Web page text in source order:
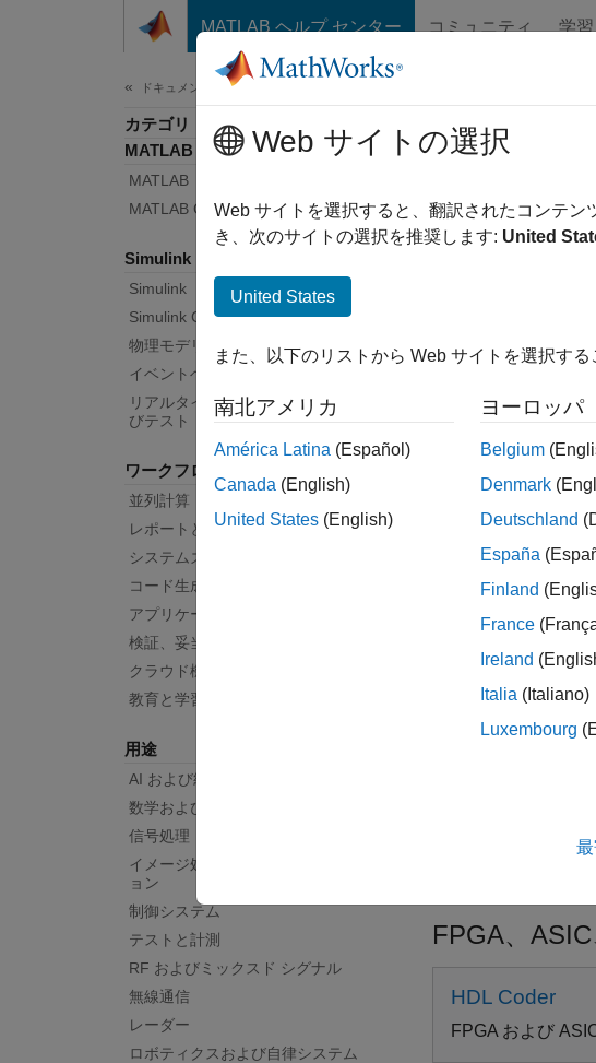
コンテンツへスキップ
MATLAB ヘルプ センター コミュニティ 学習
ドキュメンテーションのホーム
カテゴリ
MATLAB
MATLAB
MATLAB Copilot
Simulink
Simulink
Simulink Copilot
物理モデリング
イベントベース モデリング
リアルタイム シミュレーションおよ
びテスト
ワークフロー
並列計算
レポートとデータベース アクセス
システムズ エンジニアリング
コード生成
アプリケーションのデプロイ
検証、妥当性確認、テスト
クラウド機能
教育と学習
用途
AI および統計
数学および最適化
信号処理
イメージ処理とコンピューター ビジ
ョン
制御システム
テストと計測
RF およびミックスド シグナル
無線通信
レーダー
ロボティクスおよび自律システム
FPGA、
アルゴリズムの開発
MATLAB ®および
び量産アプリケー
デジタル、ア
自動ガイダン
メモリ、バス
デジタル ロジ
SystemVerilog
組み込みプロ
MATLAB また
FPGA、
HDL Coder
FPGA および
Web サイトの選択
Web サイトを選択すると、翻訳されたコンテ
き、次のサイトの選択を推奨します: United
United States
また、以下のリストから Web サイトを選択する
南北アメリカ
América Latina (Español)
Canada (English)
United States (English)
ヨーロッパ
Belgium
Denmark
Deutschland
España
Finland
France
Ireland
Italia (Italiano)
Luxembourg